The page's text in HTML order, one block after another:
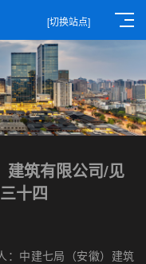
[切换站点]
建筑有限公司/见
十四
：中建七局（安徽）建筑